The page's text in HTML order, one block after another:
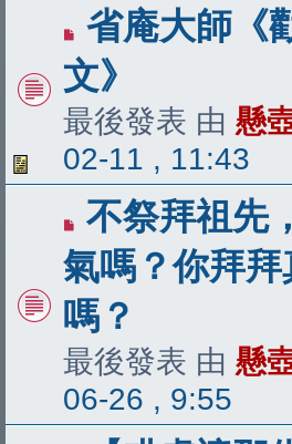
省庵大師《
文》
最後發表 由 懸
02-11 , 11:43
不祭拜祖先
氣嗎？你拜拜
嗎？
最後發表 由 懸
06-26 , 9:55